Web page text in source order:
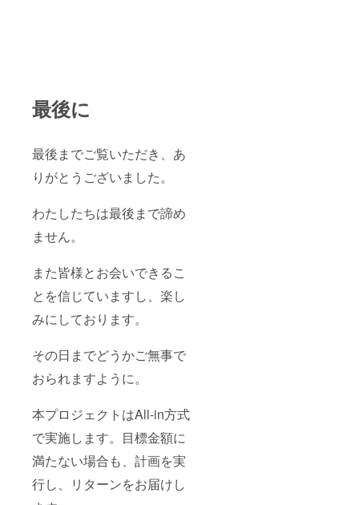
最後に
最後までご覧いただき、あ
りがとうございました。
わたしたちは最後まで諦め
ません。
また皆様とお会いできるこ
とを信じていますし、楽し
みにしております。
その日までどうかご無事で
おられますように。
本プロジェクトはAll-in方式
で実施します。目標金額に
満たない場合も、計画を実
行し、リターンをお届けし